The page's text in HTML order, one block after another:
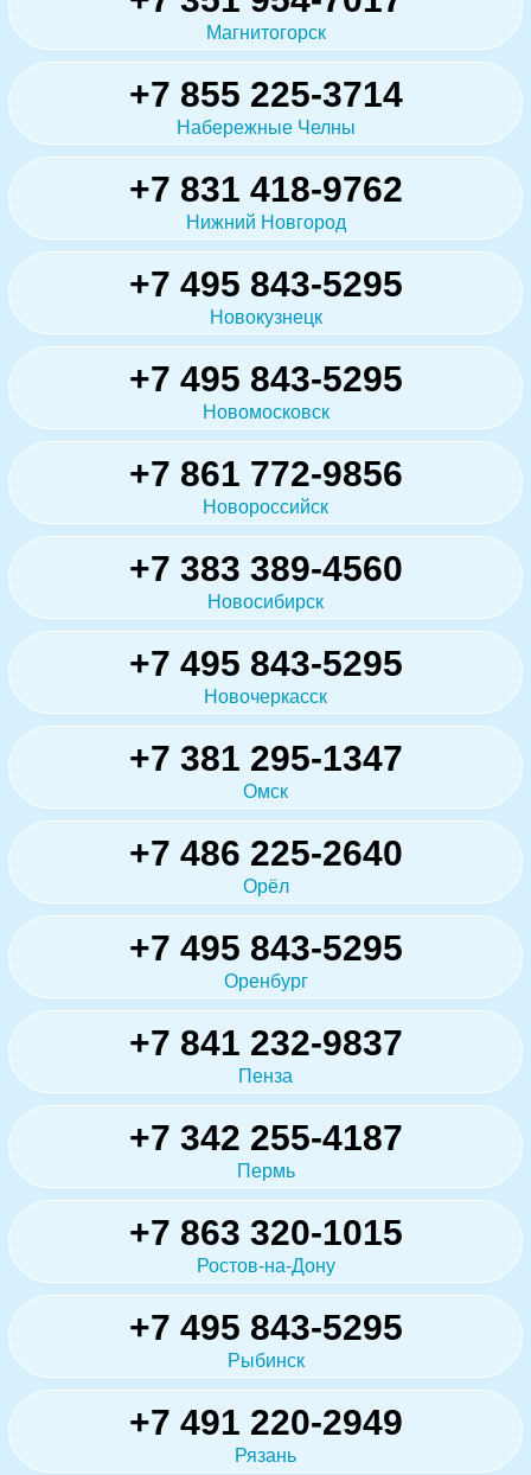
Магнитогорск
+7 855 225-3714
Набережные Челны
+7 831 418-9762
Нижний Новгород
+7 495 843-5295
Новокузнецк
+7 495 843-5295
Новомосковск
+7 861 772-9856
Новороссийск
+7 383 389-4560
Новосибирск
+7 495 843-5295
Новочеркасск
+7 381 295-1347
Омск
+7 486 225-2640
Орёл
+7 495 843-5295
Оренбург
+7 841 232-9837
Пенза
+7 342 255-4187
Пермь
+7 863 320-1015
Ростов-на-Дону
+7 495 843-5295
Рыбинск
+7 491 220-2949
Рязань